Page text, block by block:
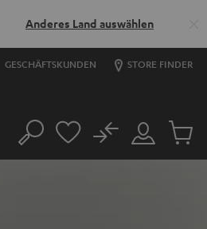
Anderes Land auswählen
GESCHÄFTSKUNDEN STORE FINDER
Suche
Mein
Konto
No
Artikel